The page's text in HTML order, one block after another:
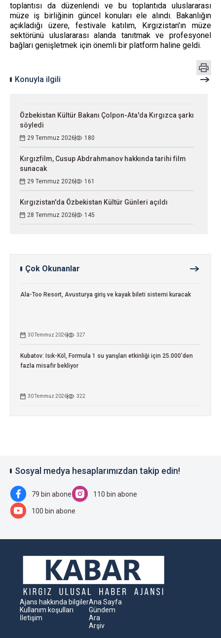
toplantısı da düzenlendi ve bu toplantıda uluslararası
müze iş birliğinin güncel konuları ele alındı. Bakanlığın
açıkladığı üzere, festivale katılım, Kırgızistan'ın müze
sektörünü uluslararası alanda tanıtmak ve profesyonel
bağları genişletmek için önemli bir platform haline geldi.
Konuyla ilgili
Özbekistan Kültür Bakanı Çolpon-Ata'da Kırgızca şarkı
söyledi
29 Temmuz 2026 180
Kırgızfilm, Cusup Abdrahmanov hakkında tarihi film
sunacak
29 Temmuz 2026 161
Kırgızistan'da Özbekistan Kültür Günleri açıldı
28 Temmuz 2026 145
Çok Okunanlar
Ala-Too Resort, Avusturya giriş ve kayak bileti sistemi kuracak
30 Temmuz 2026 327
Kubatov: Isık-Köl, Formula 1 su yarışları etkinliği için 25.000'den
fazla misafir bekliyor
30 Temmuz 2026 322
Sosyal medya hesaplarımızdan takip edin!
79 bin abone 110 bin abone
100 bin abone
Ajans hakkında bilgiler
Kullanım koşulları
İletişim
Ana Sayfa
Gündem
Ara
Arşiv